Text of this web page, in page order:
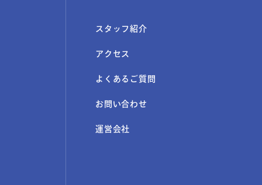
スタッフ紹介
アクセス
よくあるご質問
お問い合わせ
運営会社